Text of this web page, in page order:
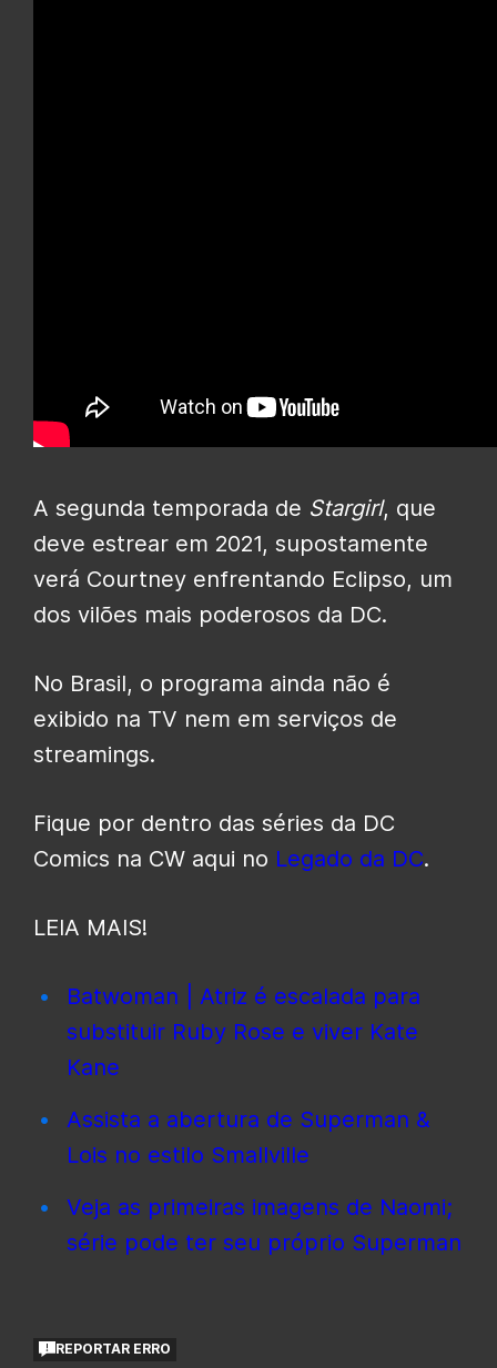
A segunda temporada de Stargirl, que
deve estrear em 2021, supostamente
verá Courtney enfrentando Eclipso, um
dos vilões mais poderosos da DC.
No Brasil, o programa ainda não é
exibido na TV nem em serviços de
streamings.
Fique por dentro das séries da DC
Comics na CW aqui no Legado da DC.
LEIA MAIS!
Batwoman | Atriz é escalada para
substituir Ruby Rose e viver Kate
Kane
Assista a abertura de Superman &
Lois no estilo Smallville
Veja as primeiras imagens de Naomi;
série pode ter seu próprio Superman
REPORTAR ERRO